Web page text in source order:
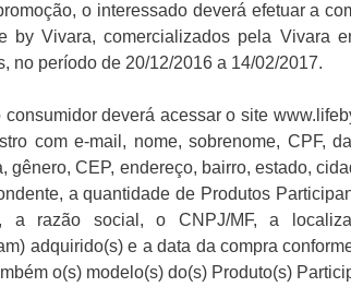
o interessado deverá efetuar a
by Vivara, comercializados pela Vivara
no período de 20/12/2016 a 14/02/2017.
consumidor deverá acessar o site
com e-mail, nome, sobrenome, CPF,
gênero, CEP, endereço, bairro, estado,
a quantidade de Produtos
a razão social, o CNPJ/MF, a
adquirido(s) e a data da compra
o(s) modelo(s) do(s) Produto(s)